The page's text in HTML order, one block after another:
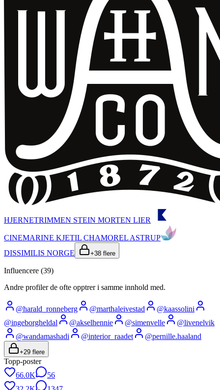
HJERNETRIMMEN STEIN MORTEN LIER
CINEMARINE KJETIL CHAMOREL ASTRUP
DISSIMILIS NORGE
+38 flere
Influencere (39)
Andre profiler de ofte opptrer i samme innhold med.
@harald_ronneberg @marthaleivestad @kaassolini
@ingeborgheldal @akselhennie @simenvelle @livenelvik
@wandamashadi @interior_raadet @pernille.haaland
+29 flere
Topp-poster
66.0K
56